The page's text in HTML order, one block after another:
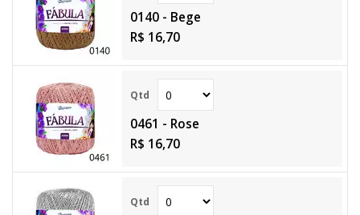
0140 - Bege
R$ 16,70
0461 - Rose
R$ 16,70